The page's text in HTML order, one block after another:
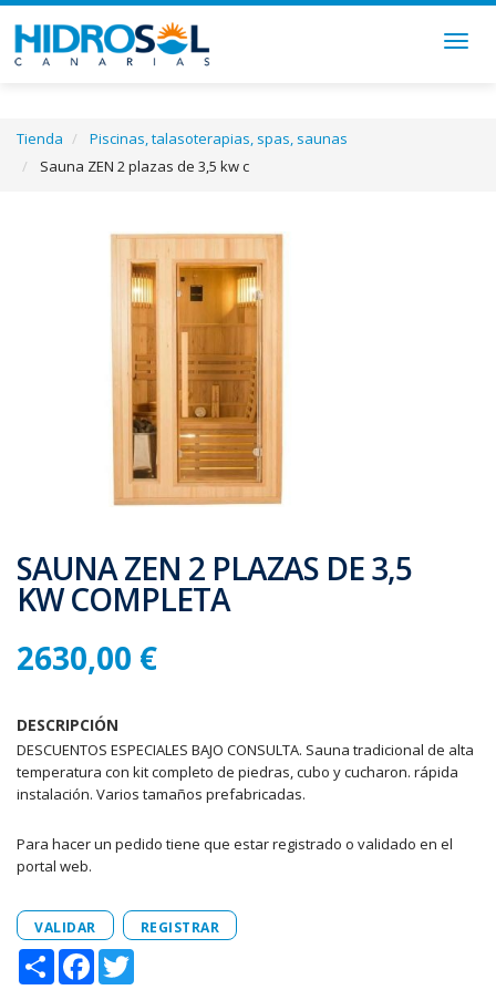
Tienda
Piscinas, talasoterapias, spas, saunas
Sauna ZEN 2 plazas de 3,5 kw c
SAUNA ZEN 2 PLAZAS DE 3,5
KW COMPLETA
2630,00 €
DESCRIPCIÓN
DESCUENTOS ESPECIALES BAJO CONSULTA. Sauna tradicional de alta
temperatura con kit completo de piedras, cubo y cucharon. rápida
instalación. Varios tamaños prefabricadas.
Para hacer un pedido tiene que estar registrado o validado en el
portal web.
VALIDAR REGISTRAR
Share Facebook